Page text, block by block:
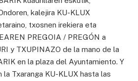
kalejira KU-KLUX
txosnen irekiera eta
PREGOIA / PREGÓN a
y TXUPINAZO de la mano de la
en la plaza del Ayuntamiento. Y
la Txaranga KU-KLUX hasta las